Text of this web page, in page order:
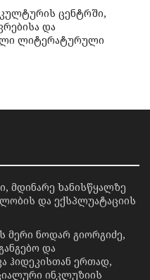
ცენტრში,
და
ლიტერატურული
მდინარე ხანისწყალზე
და ექსპლუატაციის
მერი ნოდარ გიორგიძე,
და
ჰიდეკისთან ერთად,
ინკლუზიის